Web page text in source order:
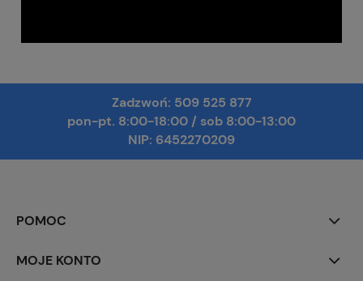
Zadzwoń: 509 525 877
pon-pt. 8:00-18:00 / sob 8:00-13:00
NIP: 6452270209
POMOC
MOJE KONTO